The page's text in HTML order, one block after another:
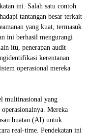
ini. Salah satu contoh
tantangan besar terkait
yang kuat, termasuk
ini berhasil mengurangi
itu, penerapan audit
kerentanan
operasional mereka
multinasional yang
Mereka
buatan (AI) untuk
real-time. Pendekatan ini